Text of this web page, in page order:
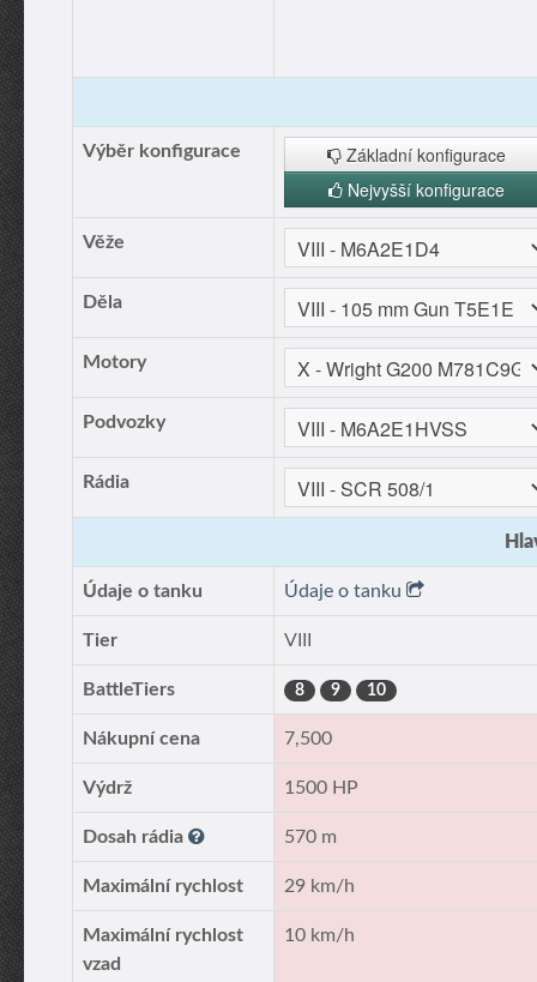
Výběr konfigurace
Základní konfigurace
Nejvyšší konfigurace
Věže
Děla
Motory
Podvozky
Rádia
Údaje o tanku Údaje o tanku
Tier VIII
BattleTiers 8 9 10
Nákupní cena 7,500
Výdrž 1500 HP
Dosah rádia 570 m
Maximální rychlost 29 km/h
Maximální rychlost
vzad
10 km/h